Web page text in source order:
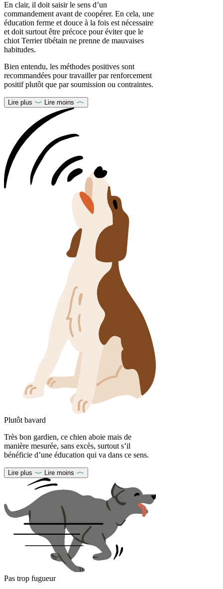
En clair, il doit saisir le sens d’un
commandement avant de coopérer. En cela, une
éducation ferme et douce à la fois est nécessaire
et doit surtout être précoce pour éviter que le
chiot Terrier tibétain ne prenne de mauvaises
habitudes.
Bien entendu, les méthodes positives sont
recommandées pour travailler par renforcement
positif plutôt que par soumission ou contraintes.
Lire plus Lire moins
Plutôt bavard
Très bon gardien, ce chien aboie mais de
manière mesurée, sans excès, surtout s’il
bénéficie d’une éducation qui va dans ce sens.
Lire plus Lire moins
Pas trop fugueur